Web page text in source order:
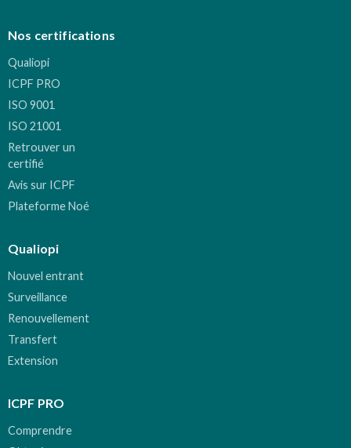
Nos certifications
Qualiopi
ICPF PRO
ISO 9001
ISO 21001
Retrouver un
certifié
Avis sur ICPF
Plateforme Noé
Qualiopi
Nouvel entrant
Surveillance
Renouvellement
Transfert
Extension
ICPF PRO
Comprendre